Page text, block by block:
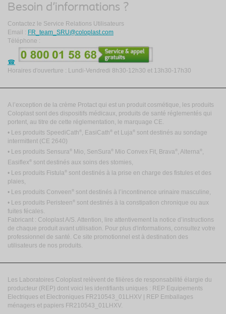
Besoin d'informations ?
Contactez le Service Relations Utilisateurs
Email : FR_team_SRU@coloplast.com
Téléphone :
Horaires d'ouverture : Lundi-Vendredi 8h30-12h30 et 13h30-17h30
A l’exception de la crème Protact qui est un produit cosmétique, les produits
Coloplast sont des dispositifs médicaux, produits de santé réglementés qui
portent, au titre de cette réglementation, le marquage CE.
• Les produits SpeediCath ® , EasiCath ® et Luja ®
sont destinés au sondage
intermittent (CE 2640)
• Les produits Sensura ® Mio, SenSura ® Mio Convex Fit, Brava ® , Alterna ® ,
Easiflex ®
sont destinés aux soins des stomies,
• Les produits Fistula ®
sont destinés à la prise en charge des fistules et des
plaies,
• Les produits Conveen ®
sont destinés à l’incontinence urinaire masculine,
• Les produits Peristeen ®
sont destinés à la constipation chronique ou aux
fuites fécales.
Fabricant : Coloplast A/S. Attention, lire attentivement la notice d’instructions
de chaque produit avant utilisation. Pour plus d'informations, consultez votre
professionnel de santé. Ce site promotionnel est à destination des
utilisateurs de nos produits.
Les Laboratoires Coloplast relèvent de filières de responsabilité élargie du
producteur (REP) dont voici les identifiants uniques : REP Equipements
Electriques et Electroniques FR210543_01LHXV | REP Emballages
ménagers et papiers FR210543_01LHXV.